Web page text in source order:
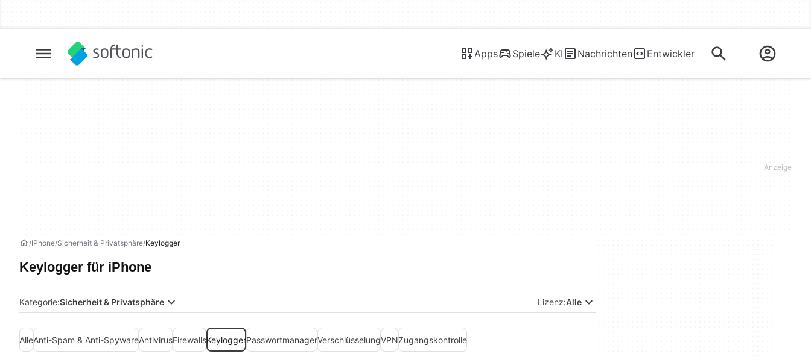
Apps Spiele KI Nachrichten Entwickler
IPhone Sicherheit & Privatsphäre Keylogger
Keylogger für iPhone
Kategorie:Sicherheit & Privatsphäre Lizenz:Alle
AlleAnti-Spam & Anti-SpywareAntivirusFirewallsKeyloggerPasswortmanagerVerschlüsselungVPNZugangskontrolle